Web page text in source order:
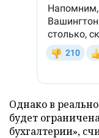
Однако в
будет
бухгалтерии»,